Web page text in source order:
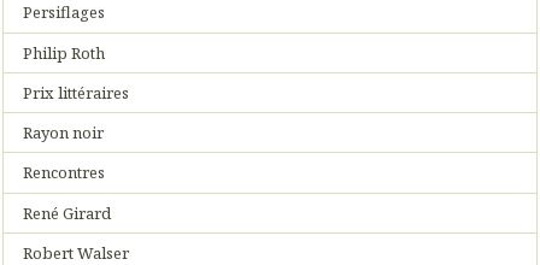
Persiflages
Philip Roth
Prix littéraires
Rayon noir
Rencontres
René Girard
Robert Walser